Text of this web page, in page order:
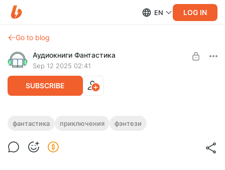
EN LOG IN
Go to blog
Аудиокниги Фантастика
Sep 12 2025 02:41
SUBSCRIBE
17. Аудиокнига «Игра, где ошибки стоят
Полная версия.
фантастика приключения фэнтези